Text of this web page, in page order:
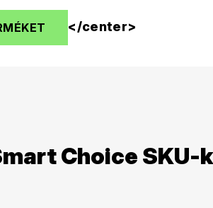
</center>
Choice SKU-